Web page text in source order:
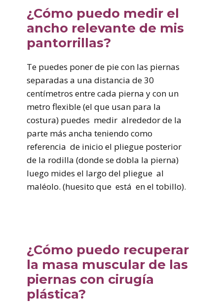
¿Cómo puedo medir el
ancho relevante de mis
pantorrillas?
Te puedes poner de pie con las piernas
separadas a una distancia de 30
centímetros entre cada pierna y con un
metro flexible (el que usan para la
costura) puedes medir alrededor de la
parte más ancha teniendo como
referencia de inicio el pliegue posterior
de la rodilla (donde se dobla la pierna)
luego mides el largo del pliegue al
maléolo. (huesito que está en el tobillo).
¿Cómo puedo recuperar
la masa muscular de las
piernas con cirugía
plástica?